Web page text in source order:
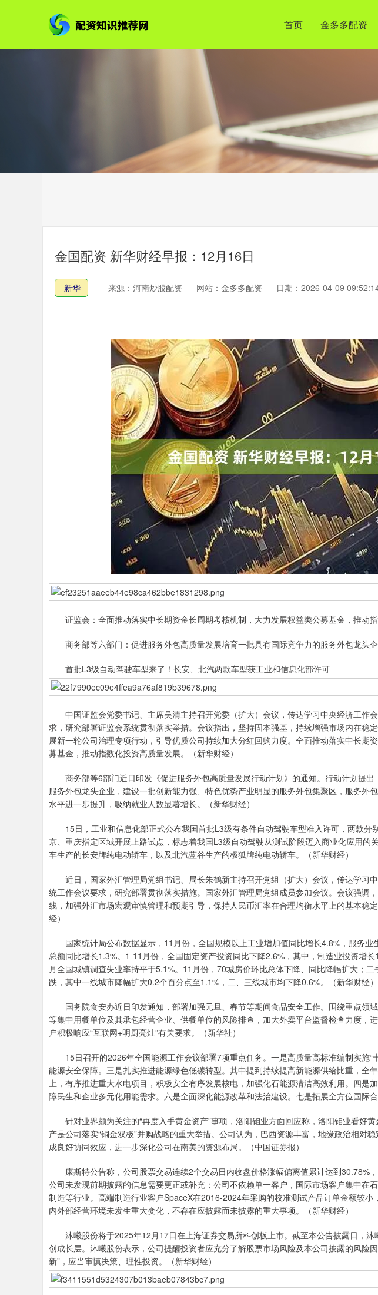
首页 金多多配资
金国配资 新华财经早报：12月16日
新华 来源：河南炒股配资 网站：金多多配资 日期：2026-04-09
证监会：全面推动落实中长期资金长周期考核机制，大力发展权益类公募基金，推动
商务部等六部门：促进服务外包高质量发展培育一批具有国际竞争力的服务外包龙头
首批L3级自动驾驶车型来了！长安、北汽两款车型获工业和信息化部许可
中国证监会党委书记、主席吴清主持召开党委（扩大）会议，传达学习中央经济工作
求，研究部署证监会系统贯彻落实举措。会议指出，坚持固本强基，持续增强市场内在稳
展新一轮公司治理专项行动，引导优质公司持续加大分红回购力度。全面推动落实中长期
募基金，推动指数化投资高质量发展。（新华财经）
商务部等6部门近日印发《促进服务外包高质量发展行动计划》的通知。行动计划提出
服务外包龙头企业，建设一批创新能力强、特色优势产业明显的服务外包集聚区，服务外
水平进一步提升，吸纳就业人数显著增长。（新华财经）
15日，工业和信息化部正式公布我国首批L3级有条件自动驾驶车型准入许可，两款分
京、重庆指定区域开展上路试点，标志着我国L3级自动驾驶从测试阶段迈入商业化应用的
车生产的长安牌纯电动轿车，以及北汽蓝谷生产的极狐牌纯电动轿车。（新华财经）
近日，国家外汇管理局党组书记、局长朱鹤新主持召开党组（扩大）会议，传达学习
统工作会议要求，研究部署贯彻落实措施。国家外汇管理局党组成员参加会议。会议强调
线，加强外汇市场宏观审慎管理和预期引导，保持人民币汇率在合理均衡水平上的基本稳
经）
国家统计局公布数据显示，11月份，全国规模以上工业增加值同比增长4.8%，服务业
总额同比增长1.3%。1-11月份，全国固定资产投资同比下降2.6%，其中，制造业投资增
月全国城镇调查失业率持平于5.1%。11月份，70城房价环比总体下降、同比降幅扩大；
跌，其中一线城市降幅扩大0.2个百分点至1.1%，二、三线城市均下降0.6%。（新华财经）
国务院食安办近日印发通知，部署加强元旦、春节等期间食品安全工作。围绕重点领
等集中用餐单位及其承包经营企业、供餐单位的风险排查，加大外卖平台监督检查力度，
户积极响应“互联网+明厨亮灶”有关要求。（新华社）
15日召开的2026年全国能源工作会议部署7项重点任务。一是高质量高标准编制实施“
能源安全保障。三是扎实推进能源绿色低碳转型。其中提到持续提高新能源供给比重，全
上，有序推进重大水电项目，积极安全有序发展核电，加强化石能源清洁高效利用。四是
障民生和企业多元化用能需求。六是全面深化能源改革和法治建设。七是拓展全方位国际合
针对业界颇为关注的“再度入手黄金资产”事项，洛阳钼业方面回应称，洛阳钼业看好
产是公司落实“铜金双极”并购战略的重大举措。公司认为，巴西资源丰富，地缘政治相对
成良好协同效应，进一步深化公司在南美的资源布局。（中国证券报）
康斯特公告称，公司股票交易连续2个交易日内收盘价格涨幅偏离值累计达到30.78%，
公司未发现前期披露的信息需要更正或补充；公司不依赖单一客户，国际市场客户集中在
制造等行业。高端制造行业客户SpaceX在2016-2024年采购的校准测试产品订单金额较小
内外部经营环境未发生重大变化，不存在应披露而未披露的重大事项。（新华财经）
沐曦股份将于2025年12月17日在上海证券交易所科创板上市。截至本公告披露日，沐
创成长层。沐曦股份表示，公司提醒投资者应充分了解股票市场风险及本公司披露的风险
新”，应当审慎决策、理性投资。（新华财经）